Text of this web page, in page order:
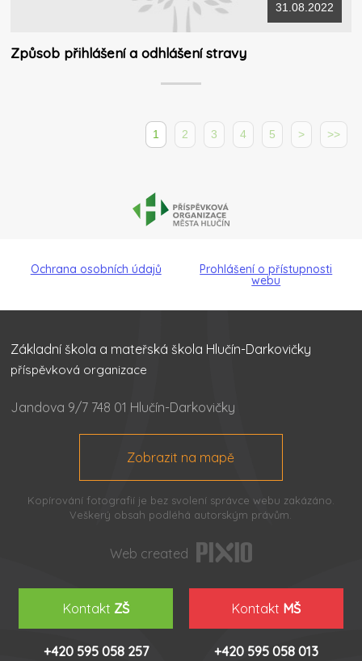
31.08.2022
Způsob přihlášení a odhlášení stravy
1 2 3 4 5 > >>
Ochrana osobních údajů Prohlášení o přístupnosti
webu
Základní škola a mateřská škola Hlučín-Darkovičky
příspěvková organizace
Jandova 9/7 748 01 Hlučín-Darkovičky
Zobrazit na mapě
Kopírování fotografií je bez svolení správce webu zakázáno.
Veškerý obsah podléhá autorským právům.
Web created
Kontakt ZŠ
+420 595 058 257
Kontakt MŠ
+420 595 058 013